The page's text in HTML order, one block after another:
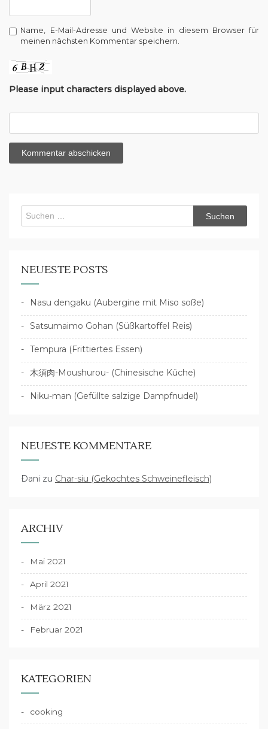
Name, E-Mail-Adresse und Website in diesem Browser für
meinen nächsten Kommentar speichern.
Please input characters displayed above.
Suchen
nach:
NEUESTE POSTS
Nasu dengaku (Aubergine mit Miso soße)
Satsumaimo Gohan (Süßkartoffel Reis)
Tempura (Frittiertes Essen)
木須肉-Moushurou- (Chinesische Küche)
Niku-man (Gefüllte salzige Dampfnudel)
NEUESTE KOMMENTARE
Dani zu Char-siu (Gekochtes Schweinefleisch)
ARCHIV
Mai 2021
April 2021
März 2021
Februar 2021
KATEGORIEN
cooking